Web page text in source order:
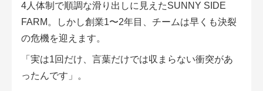
4人体制で順調な滑り出しに見えたSUNNY SIDE
FARM。しかし創業1〜2年目、チームは早くも決裂
の危機を迎えます。
「実は1回だけ、言葉だけでは収まらない衝突があ
ったんです」。